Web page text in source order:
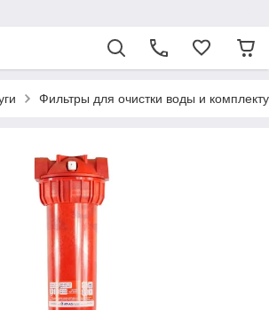
Фильтры для очистки воды и